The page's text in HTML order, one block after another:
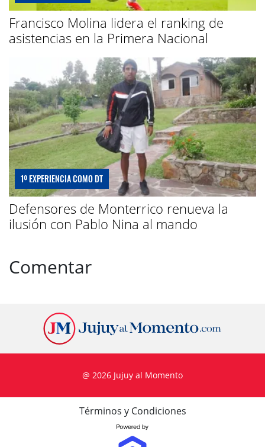
Francisco Molina lidera el ranking de
asistencias en la Primera Nacional
1º EXPERIENCIA COMO DT
Defensores de Monterrico renueva la
ilusión con Pablo Nina al mando
Comentar
@ 2026 Jujuy al Momento
Términos y Condiciones